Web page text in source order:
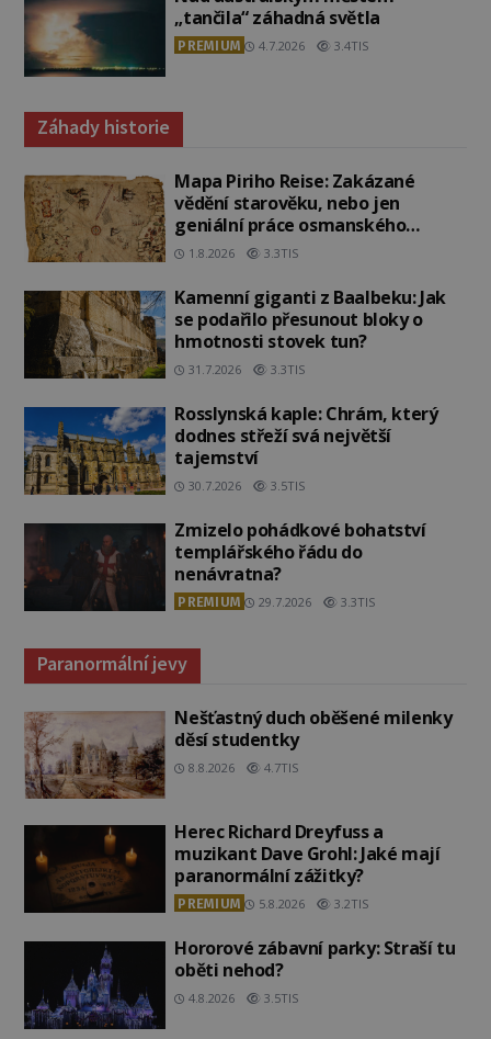
„tančila“ záhadná světla
PREMIUM 4.7.2026 3.4TIS
Záhady historie
Mapa Piriho Reise: Zakázané
vědění starověku, nebo jen
geniální práce osmanského
admirála?
1.8.2026 3.3TIS
Kamenní giganti z Baalbeku: Jak
se podařilo přesunout bloky o
hmotnosti stovek tun?
31.7.2026 3.3TIS
Rosslynská kaple: Chrám, který
dodnes střeží svá největší
tajemství
30.7.2026 3.5TIS
Zmizelo pohádkové bohatství
templářského řádu do
nenávratna?
PREMIUM 29.7.2026 3.3TIS
Paranormální jevy
Nešťastný duch oběšené milenky
děsí studentky
8.8.2026 4.7TIS
Herec Richard Dreyfuss a
muzikant Dave Grohl: Jaké mají
paranormální zážitky?
PREMIUM 5.8.2026 3.2TIS
Hororové zábavní parky: Straší tu
oběti nehod?
4.8.2026 3.5TIS